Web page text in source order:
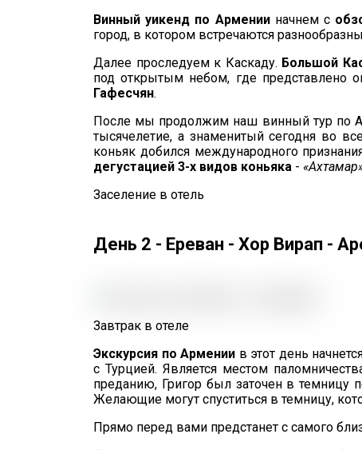
Винный уикенд по Армении начнем с
город, в котором встречаются
Далее проследуем к Каскаду. Большой
под открытым небом, где представлено
Гафесчян.
После мы продолжим наш винный тур по
тысячелетие, а знаменитый сегодня во
коньяк добился международного
дегустацией 3-х видов коньяка -
Заселение в отель
День 2 - Ереван - Хор Вирап -
Завтрак в отеле
Экскурсия по Армении в этот день
с Турцией. Является местом
преданию, Григор был заточен в темницу
Желающие могут спуститься в темницу,
Прямо перед вами предстанет с самого